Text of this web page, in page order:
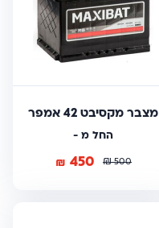
מצבר מקסיבט 42 אמפר
החל מ -
500
₪
450
₪